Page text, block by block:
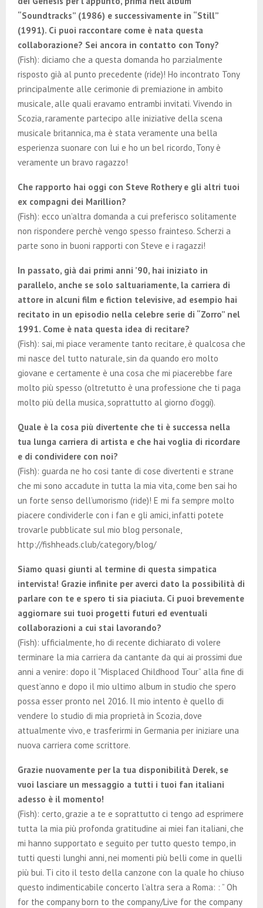
“Soundtracks” (1986) e successivamente in “Still”
(1991). Ci puoi raccontare come è nata questa
collaborazione? Sei ancora in contatto con Tony?
(Fish): diciamo che a questa domanda ho parzialmente
risposto già al punto precedente (ride)! Ho incontrato Tony
principalmente alle cerimonie di premiazione in ambito
musicale, alle quali eravamo entrambi invitati. Vivendo in
Scozia, raramente partecipo alle iniziative della scena
musicale britannica, ma è stata veramente una bella
esperienza suonare con lui e ho un bel ricordo, Tony è
veramente un bravo ragazzo!
Che rapporto hai oggi con Steve Rothery e gli altri tuoi
ex compagni dei Marillion?
(Fish): ecco un’altra domanda a cui preferisco solitamente
non rispondere perchè vengo spesso frainteso. Scherzi a
parte sono in buoni rapporti con Steve e i ragazzi!
In passato, già dai primi anni ’90, hai iniziato in
parallelo, anche se solo saltuariamente, la carriera di
attore in alcuni film e fiction televisive, ad esempio hai
recitato in un episodio nella celebre serie di “Zorro” nel
1991. Come è nata questa idea di recitare?
(Fish): sai, mi piace veramente tanto recitare, è qualcosa che
mi nasce del tutto naturale, sin da quando ero molto
giovane e certamente è una cosa che mi piacerebbe fare
molto più spesso (oltretutto è una professione che ti paga
molto più della musica, soprattutto al giorno d’oggi).
Quale è la cosa più divertente che ti è successa nella
tua lunga carriera di artista e che hai voglia di ricordare
e di condividere con noi?
(Fish): guarda ne ho cosi tante di cose divertenti e strane
che mi sono accadute in tutta la mia vita, come ben sai ho
un forte senso dell’umorismo (ride)! E mi fa sempre molto
piacere condividerle con i fan e gli amici, infatti potete
trovarle pubblicate sul mio blog personale,
http://fishheads.club/category/blog/
Siamo quasi giunti al termine di questa simpatica
intervista! Grazie infinite per averci dato la possibilità di
parlare con te e spero ti sia piaciuta. Ci puoi brevemente
aggiornare sui tuoi progetti futuri ed eventuali
collaborazioni a cui stai lavorando?
(Fish): ufficialmente, ho di recente dichiarato di volere
terminare la mia carriera da cantante da qui ai prossimi due
anni a venire: dopo il “Misplaced Childhood Tour” alla fine di
quest’anno e dopo il mio ultimo album in studio che spero
possa esser pronto nel 2016. Il mio intento è quello di
vendere lo studio di mia proprietà in Scozia, dove
attualmente vivo, e trasferirmi in Germania per iniziare una
nuova carriera come scrittore.
Grazie nuovamente per la tua disponibilità Derek, se
vuoi lasciare un messaggio a tutti i tuoi fan italiani
adesso è il momento!
(Fish): certo, grazie a te e soprattutto ci tengo ad esprimere
tutta la mia più profonda gratitudine ai miei fan italiani, che
mi hanno supportato e seguito per tutto questo tempo, in
tutti questi lunghi anni, nei momenti più belli come in quelli
più bui. Ti cito il testo della canzone con la quale ho chiuso
questo indimenticabile concerto l’altra sera a Roma: : ” Oh
for the company born to the company/Live for the company